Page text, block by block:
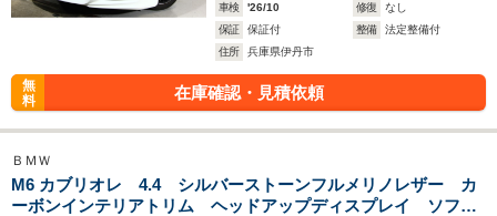
車検
'26/10 修復
なし
保証
保証付 整備
法定整備付
住所
兵庫県伊丹市
無
料
在庫確認・見積依頼
ＢＭＷ
M6 カブリオレ 4.4 シルバーストーンフルメリノレザー カ
ーボンインテリアトリム ヘッドアップディスプレイ ソフト